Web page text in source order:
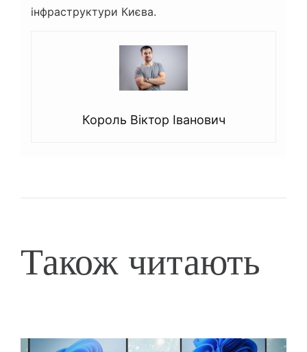
інфраструктури Києва.
Король Віктор Іванович
Також читають